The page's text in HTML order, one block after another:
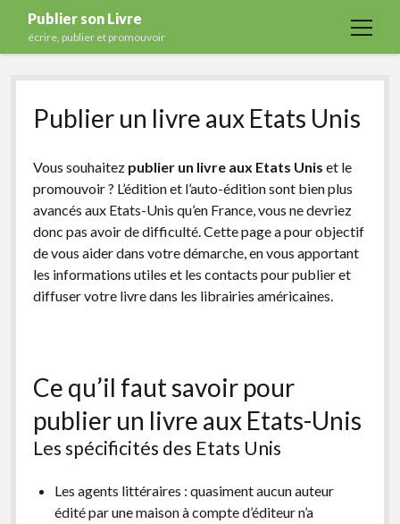
Publier son Livre
écrire, publier et promouvoir
open
Accueil
Formations
Auto-édition
Maisons d’édition
Ecriture
Contact
facebookinstagram
youtubeemail-
form
Publier un livre aux Etats Unis
Vous souhaitez publier un livre aux Etats Unis et le
promouvoir ? L’édition et l’auto-édition sont bien plus
avancés aux Etats-Unis qu’en France, vous ne devriez
donc pas avoir de difficulté. Cette page a pour objectif
de vous aider dans votre démarche, en vous apportant
les informations utiles et les contacts pour publier et
diffuser votre livre dans les librairies américaines.
Ce qu’il faut savoir pour
publier un livre aux Etats-Unis
Les spécificités des Etats Unis
Les agents littéraires : quasiment aucun auteur
édité par une maison à compte d’éditeur n’a